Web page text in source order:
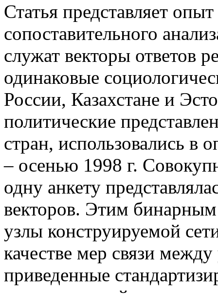
Статья представляет
сопоставительного
служат векторы ответов
одинаковые
России, Казахстане и
политические
стран, использовались в
– осенью 1998 г.
одну анкету
векторов. Этим бинарным
узлы конструируемой
качестве мер связи
приведенные